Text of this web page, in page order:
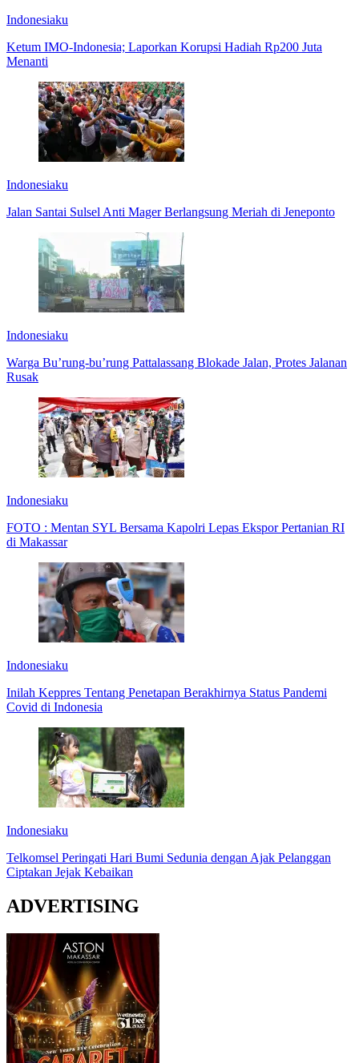
Indonesiaku
Ketum IMO-Indonesia; Laporkan Korupsi Hadiah Rp200 Juta
Menanti
Indonesiaku
Jalan Santai Sulsel Anti Mager Berlangsung Meriah di Jeneponto
Indonesiaku
Warga Bu’rung-bu’rung Pattalassang Blokade Jalan, Protes Jalanan
Rusak
Indonesiaku
FOTO : Mentan SYL Bersama Kapolri Lepas Ekspor Pertanian RI
di Makassar
Indonesiaku
Inilah Keppres Tentang Penetapan Berakhirnya Status Pandemi
Covid di Indonesia
Indonesiaku
Telkomsel Peringati Hari Bumi Sedunia dengan Ajak Pelanggan
Ciptakan Jejak Kebaikan
ADVERTISING